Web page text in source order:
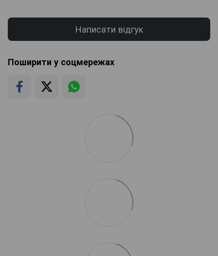
Написати відгук
Поширити у соцмережах